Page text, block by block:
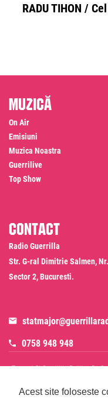
Acest site foloseste
RADU TIHON /
Muzică
On Air
Emisiuni
Muzica Noastra
Guerrilive
Top Show
Contact
Radio Guerrilla
Str. G-ral Dimitrie Salmen,
Sector 2, Bucuresti.
0758 948 948
Termeni Si Conditii Politica De